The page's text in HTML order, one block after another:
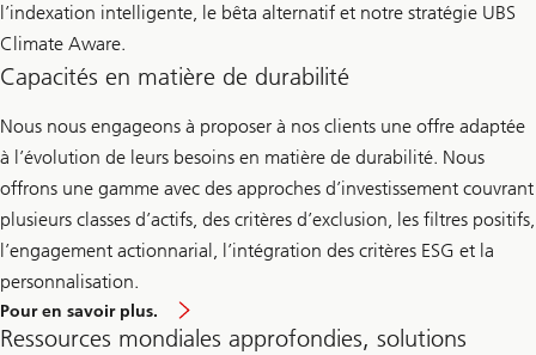
l’indexation intelligente, le bêta alternatif et notre stratégie UBS
Climate Aware.
Capacités en matière de durabilité
Nous nous engageons à proposer à nos clients une offre adaptée
à l’évolution de leurs besoins en matière de durabilité. Nous
offrons une gamme avec des approches d’investissement couvrant
plusieurs classes d’actifs, des critères d’exclusion, les filtres positifs,
l’engagement actionnarial, l’intégration des critères ESG et la
personnalisation.
Pour en savoir plus.
Ressources mondiales approfondies, solutions